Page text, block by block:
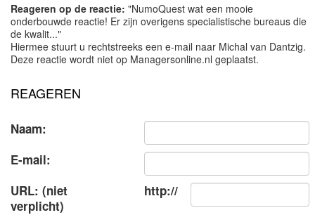
Reageren op de reactie: "NumoQuest wat een mooie
onderbouwde reactie! Er zijn overigens specialistische bureaus die
de kwalit..."
Hiermee stuurt u rechtstreeks een e-mail naar Michal van Dantzig.
Deze reactie wordt niet op Managersonline.nl geplaatst.
REAGEREN
Naam:
E-mail:
URL: (niet
verplicht)
http://